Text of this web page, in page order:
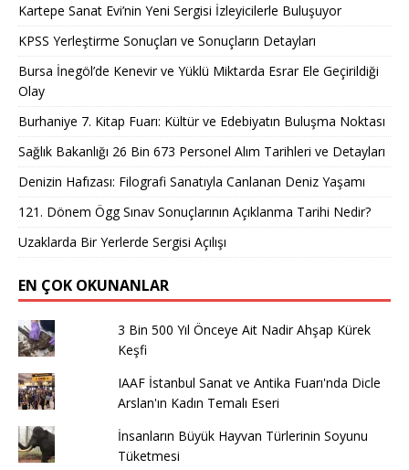
Kartepe Sanat Evi’nin Yeni Sergisi İzleyicilerle Buluşuyor
KPSS Yerleştirme Sonuçları ve Sonuçların Detayları
Bursa İnegöl’de Kenevir ve Yüklü Miktarda Esrar Ele Geçirildiği
Olay
Burhaniye 7. Kitap Fuarı: Kültür ve Edebiyatın Buluşma Noktası
Sağlık Bakanlığı 26 Bin 673 Personel Alım Tarihleri ve Detayları
Denizin Hafızası: Filografi Sanatıyla Canlanan Deniz Yaşamı
121. Dönem Ögg Sınav Sonuçlarının Açıklanma Tarihi Nedir?
Uzaklarda Bir Yerlerde Sergisi Açılışı
EN ÇOK OKUNANLAR
3 Bin 500 Yıl Önceye Ait Nadir Ahşap Kürek
Keşfi
IAAF İstanbul Sanat ve Antika Fuarı'nda Dicle
Arslan'ın Kadın Temalı Eseri
İnsanların Büyük Hayvan Türlerinin Soyunu
Tüketmesi